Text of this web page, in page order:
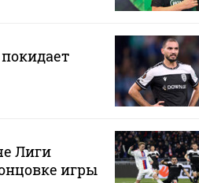
Лиги
игры